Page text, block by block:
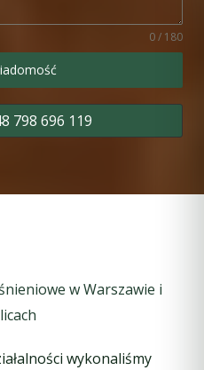
0 / 180
798 696 119
w Warszawie i
wykonaliśmy